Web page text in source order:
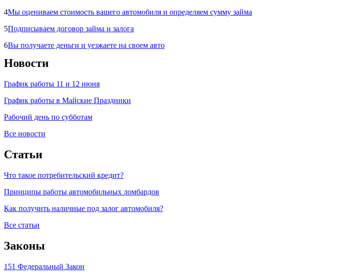
4Мы оцениваем стоимость вашего автомобиля и определяем сумму займа
5Подписываем договор займа и залога
6Вы получаете деньги и уезжаете на своем авто
Новости
График работы 11 и 12 июня
График работы в Майские Праздники
Рабочий день по субботам
Все новости
Статьи
Что такое потребительский кредит?
Принципы работы автомобильных ломбардов
Как получить наличные под залог автомобиля?
Все статьи
Законы
151 Федеральный Закон